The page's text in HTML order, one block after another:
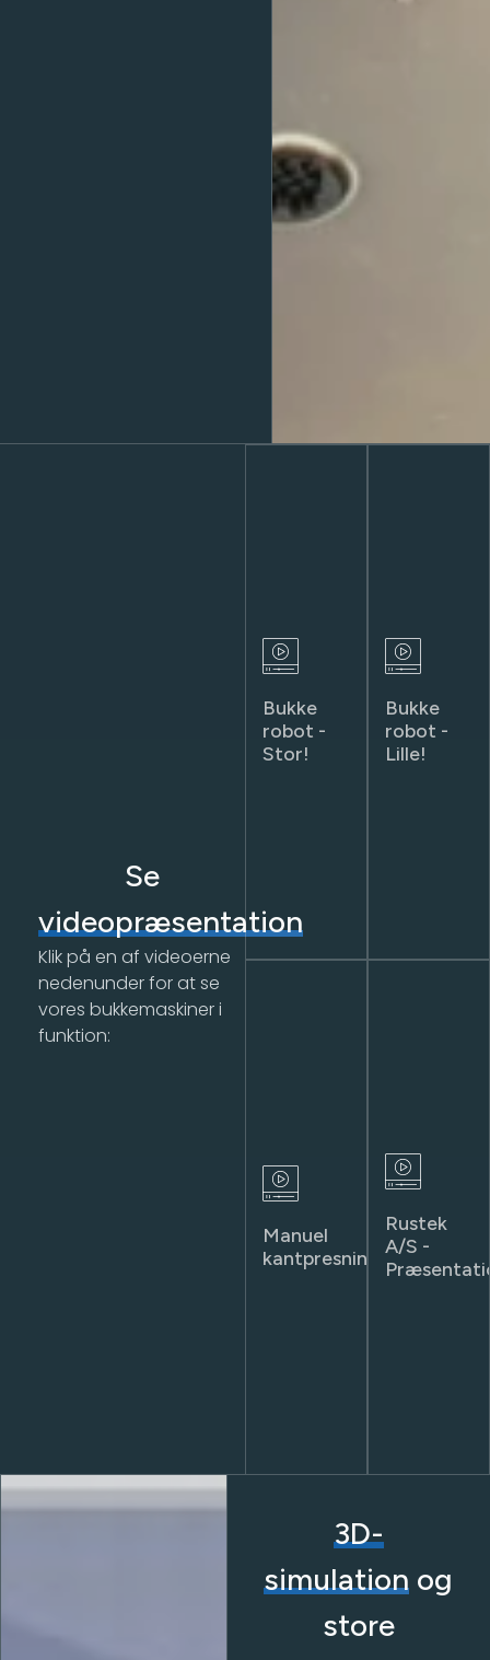
Se
videopræsentation
Klik på en af videoerne
nedenunder for at se
vores bukkemaskiner i
funktion:
Bukke
robot -
Stor!
Bukke
robot -
Lille!
Manuel
kantpresning!​
Rustek
A/S -
3D-
simulation og
store